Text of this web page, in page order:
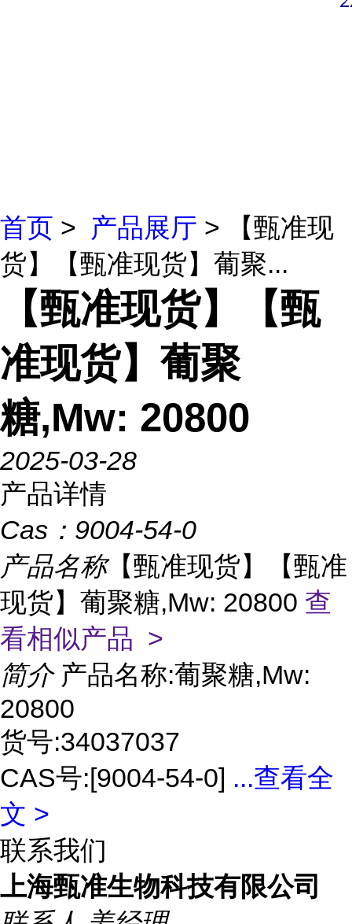
首页 > 产品展厅 > 【甄准现
货】【甄准现货】葡聚...
【甄准现货】【甄
准现货】葡聚
糖,Mw: 20800
2025-03-28
产品详情
Cas： 9004-54-0
产品名称【甄准现货】【甄准
现货】葡聚糖,Mw: 20800 查
看相似产品 >
简介 产品名称:葡聚糖,Mw:
20800
货号:34037037
CAS号:[9004-54-0] ...查看全
文 >
联系我们
上海甄准生物科技有限公司